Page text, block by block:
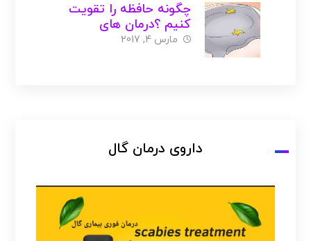
چگونه حافظه را تقویت
کنیم ؟درمان های
خانگی+گیاهی+غذایی
مارس 4, 2017
داروی درمان گال